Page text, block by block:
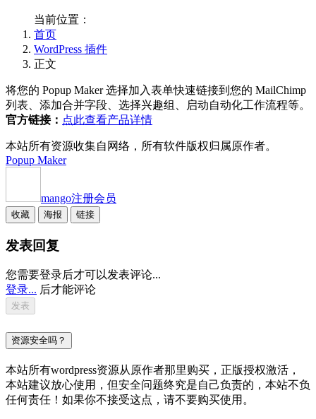
当前位置：
首页
WordPress 插件
正文
将您的 Popup Maker 选择加入表单快速链接到您的 MailChimp
列表、添加合并字段、选择兴趣组、启动自动化工作流程等。
官方链接： 点此查看产品详情
本站所有资源收集自网络，所有软件版权归属原作者。
Popup Maker
mango注册会员
收藏 海报 链接
发表回复
您需要登录后才可以发表评论...
登录... 后才能评论
资源安全吗？
本站所有wordpress资源从原作者那里购买，正版授权激活，
本站建议放心使用，但安全问题终究是自己负责的，本站不负
任何责任！如果你不接受这点，请不要购买使用。